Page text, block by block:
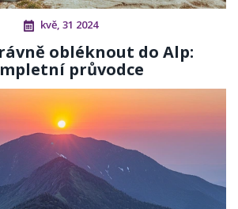
kvě, 31 2024
obléknout do Alp:
průvodce